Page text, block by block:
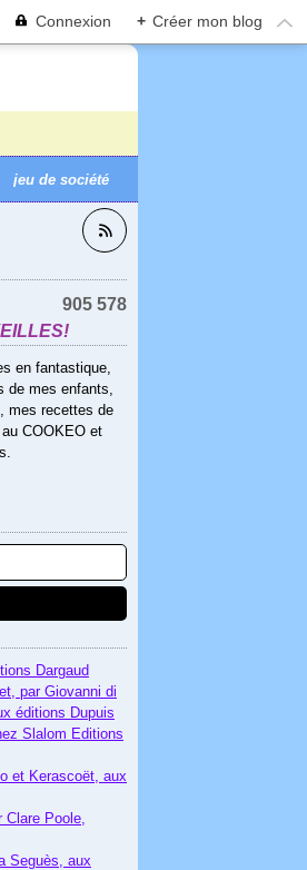
Connexion + Créer mon blog
jeu de société
905 578
en fantastique,
de mes enfants,
mes recettes de
COOKEO et
Dargaud
par Giovanni di
éditions Dupuis
Slalom Editions
et Kerascoët, aux
Clare Poole,
Seguès, aux